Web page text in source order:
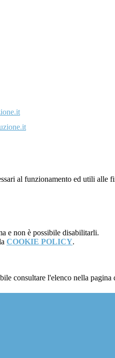
al funzionamento ed utili alle
e non è possibile disabilitarli.
COOKIE POLICY.
consultare l'elenco nella